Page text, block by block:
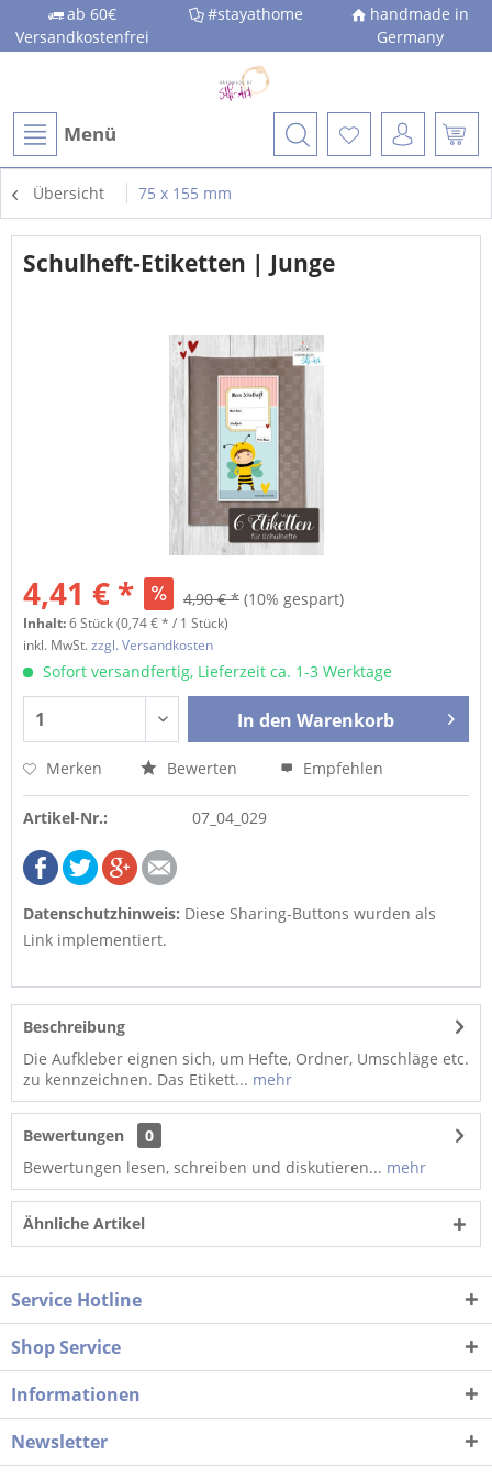
ab 60€
Versandkostenfrei
#stayathome
handmade in
Germany
Menü
Übersicht 75 x 155 mm
Schulheft-Etiketten | Junge
4,41 € * 4,90 € * (10% gespart)
Inhalt:6 Stück (0,74 € * / 1 Stück)
inkl. MwSt.zzgl. Versandkosten
Sofort versandfertig, Lieferzeit ca. 1-3 Werktage
In den Warenkorb
Merken Bewerten Empfehlen
Artikel-Nr.: 07_04_029
Datenschutzhinweis: Diese Sharing-Buttons wurden als
Link implementiert.
Beschreibung
Die Aufkleber eignen sich, um Hefte, Ordner, Umschläge etc.
zu kennzeichnen. Das Etikett... mehr
Bewertungen
0
Bewertungen lesen, schreiben und diskutieren... mehr
Ähnliche Artikel
Service Hotline
Shop Service
Informationen
Newsletter